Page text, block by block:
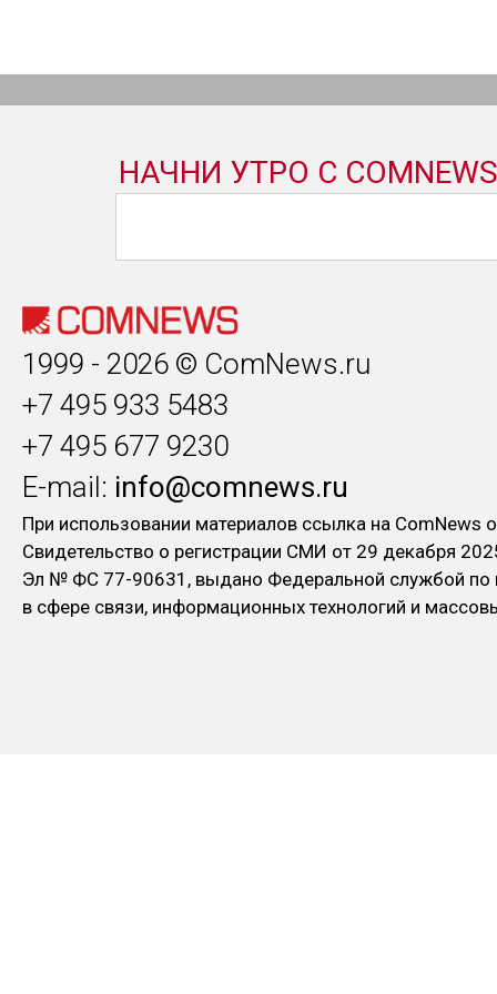
1999 - 2026 © ComNews.ru
+7 495 933 5483
+7 495 677 9230
E-mail: info@comnews.ru
При использовании материалов ссылка на ComNews
Свидетельство о регистрации СМИ от 29 декабря
Эл № ФC 77-90631, выдано Федеральной службой по
в сфере связи, информационных технологий и